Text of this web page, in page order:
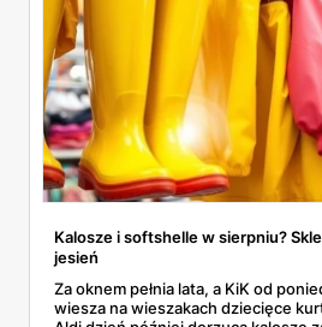
Kalosze i softshelle w sierpniu?
jesień
Za oknem pełnia lata, a KiK od
wiesza na wieszakach dziecięce